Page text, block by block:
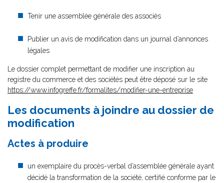
Tenir une assemblée générale des associés
Publier un avis de modification dans un journal d’annonces
légales
Le dossier complet permettant de modifier une inscription au
registre du commerce et des sociétés peut être déposé sur le site
https://www.infogreffe.fr/formalites/modifier-une-entreprise
Les documents à joindre au dossier de
modification
Actes à produire
un exemplaire du procès-verbal d’assemblée générale ayant
décidé la transformation de la société, certifié conforme par le